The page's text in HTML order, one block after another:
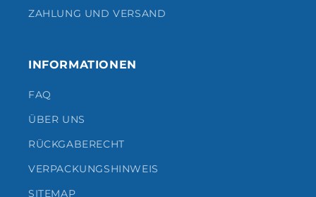
ZAHLUNG UND VERSAND
INFORMATIONEN
FAQ
ÜBER UNS
RÜCKGABERECHT
VERPACKUNGSHINWEIS
SITEMAP